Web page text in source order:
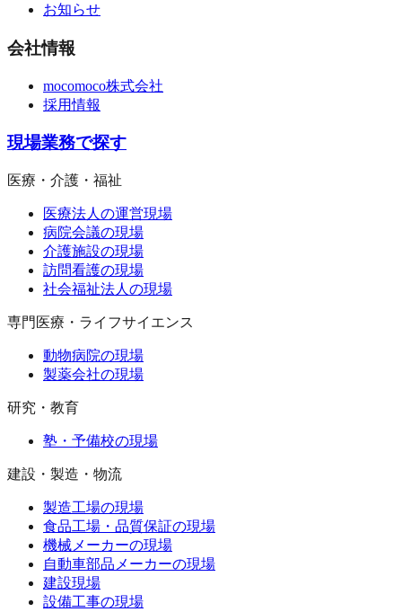
お知らせ
会社情報
mocomoco株式会社
採用情報
現場業務で探す
医療・介護・福祉
医療法人の運営現場
病院会議の現場
介護施設の現場
訪問看護の現場
社会福祉法人の現場
専門医療・ライフサイエンス
動物病院の現場
製薬会社の現場
研究・教育
塾・予備校の現場
建設・製造・物流
製造工場の現場
食品工場・品質保証の現場
機械メーカーの現場
自動車部品メーカーの現場
建設現場
設備工事の現場